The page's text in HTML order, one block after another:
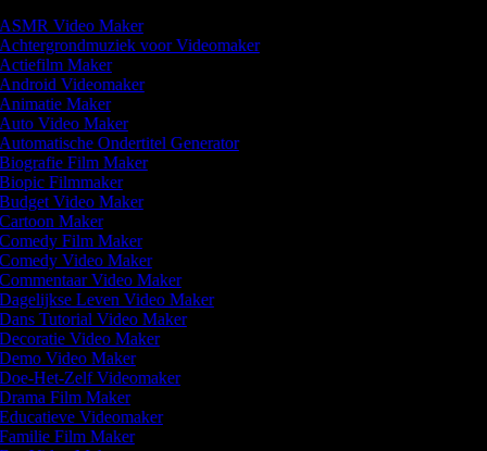
Video Maker
voor Videomaker
Maker
Videomaker
Maker
Video Maker
Ondertitel Generator
Film Maker
Filmmaker
Video Maker
Maker
Film Maker
Video Maker
Video Maker
Leven Video Maker
Tutorial Video Maker
Video Maker
Video Maker
Het-Zelf Videomaker
Film Maker
Videomaker
Film Maker